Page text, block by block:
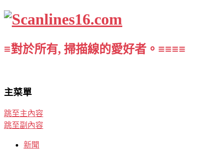
≡對於所有, 掃描線的愛好者。≡≡≡≡
主菜單
跳至主內容
跳至副內容
新聞